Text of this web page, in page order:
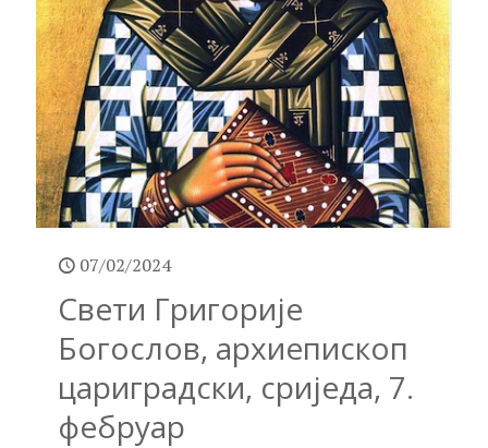
07/02/2024
Свети Григорије
Богослов, архиепископ
цариградски, сриједа, 7.
фебруар